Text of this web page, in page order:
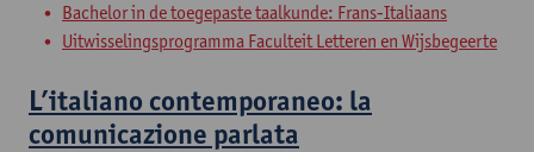
Bachelor in de toegepaste taalkunde: Frans-Italiaans
Uitwisselingsprogramma Faculteit Letteren en Wijsbegeerte
L’italiano contemporaneo: la
comunicazione parlata